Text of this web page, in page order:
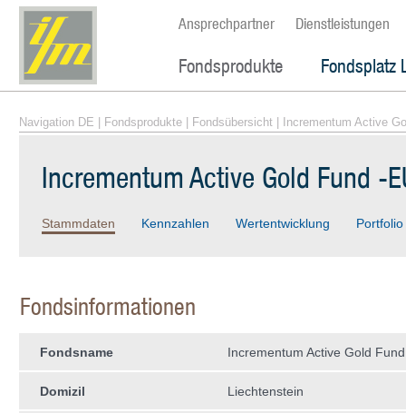
Ansprechpartner Dienstleistungen
Fondsprodukte Fondsplatz
Navigation DE Fondsprodukte Fondsübersicht | Incrementum Active
Incrementum Active Gold Fund -
Stammdaten Kennzahlen Wertentwicklung Portfolio
Fondsinformationen
Fondsname Incrementum Active Gold
Domizil Liechtenstein